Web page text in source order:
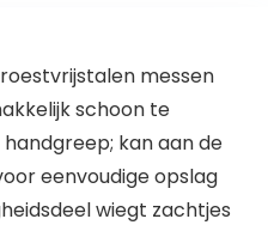
messen
schoon te
kan aan de
eenvoudige opslag
wiegt zachtjes